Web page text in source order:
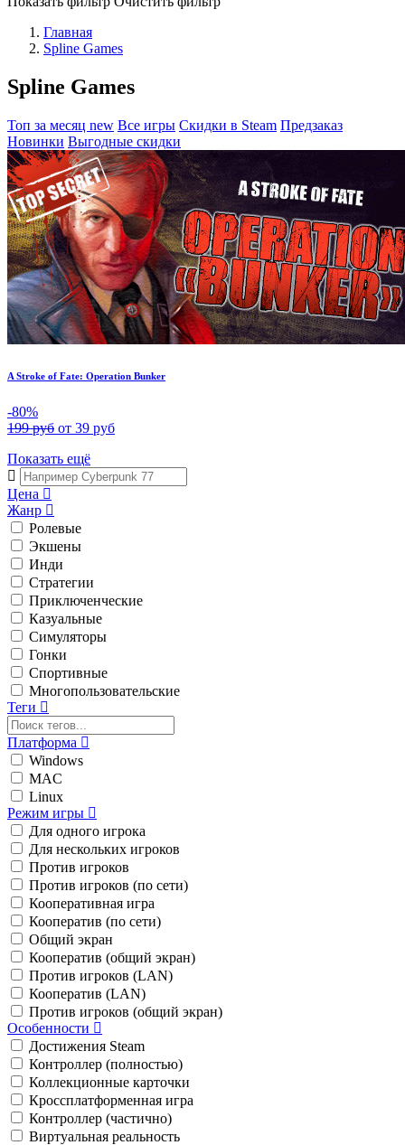
Главная
Spline Games
Spline Games
Топ за месяц new Все игры Скидки в Steam Предзаказ
Новинки Выгодные скидки
A Stroke of Fate: Operation Bunker
-80%
199 руб от 39 руб
Показать ещё
Цена
Жанр
Ролевые
Экшены
Инди
Стратегии
Приключенческие
Казуальные
Симуляторы
Гонки
Спортивные
Многопользовательские
Теги
Платформа
Windows
MAC
Linux
Режим игры
Для одного игрока
Для нескольких игроков
Против игроков
Против игроков (по сети)
Кооперативная игра
Кооператив (по сети)
Общий экран
Кооператив (общий экран)
Против игроков (LAN)
Кооператив (LAN)
Против игроков (общий экран)
Особенности
Достижения Steam
Контроллер (полностью)
Коллекционные карточки
Кроссплатформенная игра
Контроллер (частично)
Виртуальная реальность